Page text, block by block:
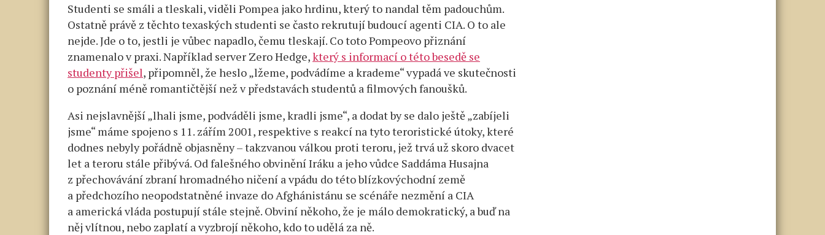
Studenti se smáli a tleskali, viděli Pompea jako hrdinu, který to nandal těm padouchům.
Ostatně právě z těchto texaských studenti se často rekrutují budoucí agenti CIA. O to ale
nejde. Jde o to, jestli je vůbec napadlo, čemu tleskají. Co toto Pompeovo přiznání
znamenalo v praxi. Například server Zero Hedge,který s informací o této besedě se
studenty přišel, připomněl, že heslo „lžeme, podvádíme a krademe“ vypadá ve skutečnosti
o poznání méně romantičtější než v představách studentů a filmových fanoušků.
Asi nejslavnější „lhali jsme, podváděli jsme, kradli jsme“, a dodat by se dalo ještě „zabíjeli
jsme“ máme spojeno s 11. zářím 2001, respektive s reakcí na tyto teroristické útoky, které
dodnes nebyly pořádně objasněny – takzvanou válkou proti teroru, jež trvá už skoro dvacet
let a teroru stále přibývá. Od falešného obvinění Iráku a jeho vůdce Saddáma Husajna
z přechovávání zbraní hromadného ničení a vpádu do této blízkovýchodní země
a předchozího neopodstatněné invaze do Afghánistánu se scénáře nezmění a CIA
a americká vláda postupují stále stejně. Obviní někoho, že je málo demokratický, a buď na
něj vlítnou, nebo zaplatí a vyzbrojí někoho, kdo to udělá za ně.